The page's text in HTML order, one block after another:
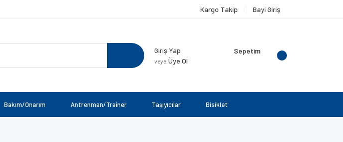
Kargo Takip Bayi Giriş
Giriş Yap
veya Üye Ol
Sepetim
Bakım/Onarım Antrenman/Trainer Taşıyıcılar Bisiklet